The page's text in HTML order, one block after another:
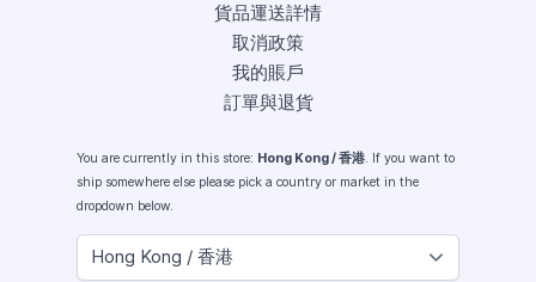
貨品運送詳情
取消政策
我的賬戶
訂單與退貨
You are currently in this store: Hong Kong / 香港. If you want to
ship somewhere else please pick a country or market in the
dropdown below.